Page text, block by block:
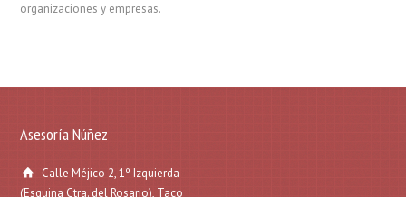
organizaciones y empresas.
Asesoría Núñez
Calle Méjico 2, 1º Izquierda
(Esquina Ctra. del Rosario), Taco